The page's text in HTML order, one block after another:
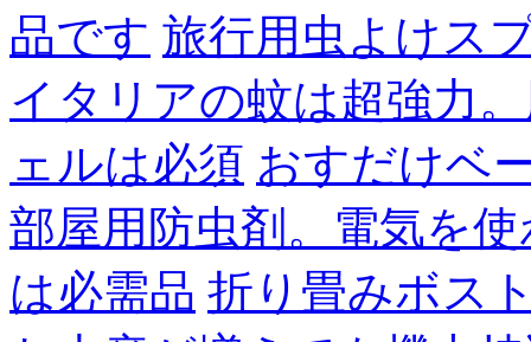
品です 旅行用虫よけス
イタリアの蚊は超強力
ェルは必須 おすだけベ
部屋用防虫剤。電気を
は必需品 折り畳みボス